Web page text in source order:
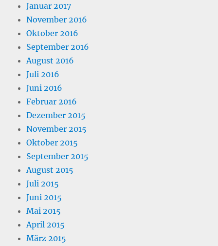
Januar 2017
November 2016
Oktober 2016
September 2016
August 2016
Juli 2016
Juni 2016
Februar 2016
Dezember 2015
November 2015
Oktober 2015
September 2015
August 2015
Juli 2015
Juni 2015
Mai 2015
April 2015
März 2015